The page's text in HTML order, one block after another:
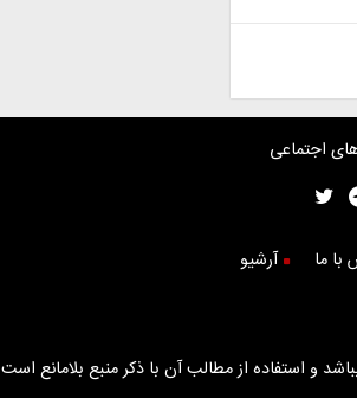
اجتماعی
با ما آرشیو
و استفاده از مطالب آن با ذکر منبع بلامانع است